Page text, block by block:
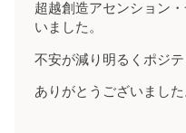
超越創造アセンション
いました。
不安が減り明るくポジテ
ありがとうございました